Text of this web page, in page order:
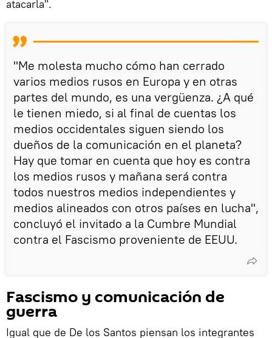
atacarla".
"Me molesta mucho cómo han cerrado
varios medios rusos en Europa y en otras
partes del mundo, es una vergüenza. ¿A qué
le tienen miedo, si al final de cuentas los
medios occidentales siguen siendo los
dueños de la comunicación en el planeta?
Hay que tomar en cuenta que hoy es contra
los medios rusos y mañana será contra
todos nuestros medios independientes y
medios alineados con otros países en lucha",
concluyó el invitado a la Cumbre Mundial
contra el Fascismo proveniente de EEUU.
Fascismo y comunicación de
guerra
Igual que de De los Santos piensan los integrantes